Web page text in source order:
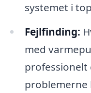
systemet i
Fejlfinding:
med
professionelt